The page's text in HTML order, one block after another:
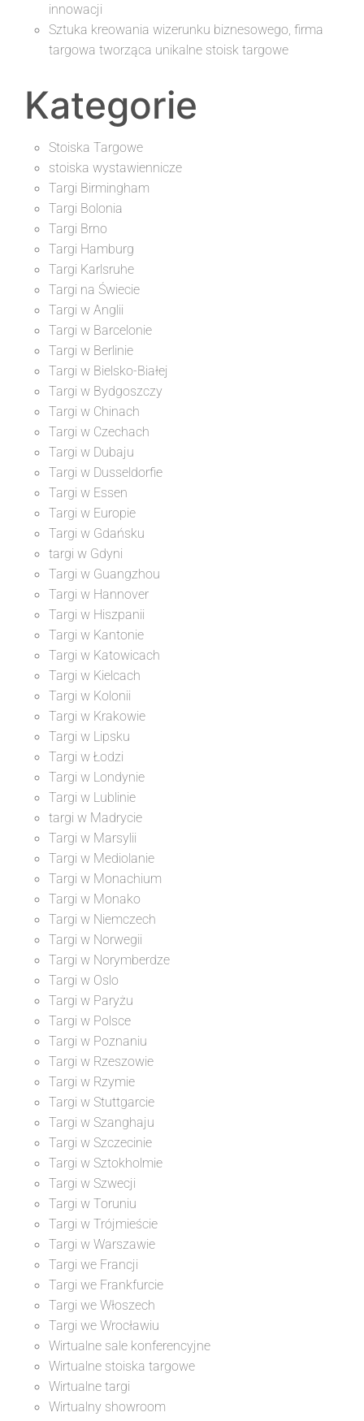
innowacji
Sztuka kreowania wizerunku biznesowego, firma
targowa tworząca unikalne stoisk targowe
Kategorie
Stoiska Targowe
stoiska wystawiennicze
Targi Birmingham
Targi Bolonia
Targi Brno
Targi Hamburg
Targi Karlsruhe
Targi na Świecie
Targi w Anglii
Targi w Barcelonie
Targi w Berlinie
Targi w Bielsko-Białej
Targi w Bydgoszczy
Targi w Chinach
Targi w Czechach
Targi w Dubaju
Targi w Dusseldorfie
Targi w Essen
Targi w Europie
Targi w Gdańsku
targi w Gdyni
Targi w Guangzhou
Targi w Hannover
Targi w Hiszpanii
Targi w Kantonie
Targi w Katowicach
Targi w Kielcach
Targi w Kolonii
Targi w Krakowie
Targi w Lipsku
Targi w Łodzi
Targi w Londynie
Targi w Lublinie
targi w Madrycie
Targi w Marsylii
Targi w Mediolanie
Targi w Monachium
Targi w Monako
Targi w Niemczech
Targi w Norwegii
Targi w Norymberdze
Targi w Oslo
Targi w Paryżu
Targi w Polsce
Targi w Poznaniu
Targi w Rzeszowie
Targi w Rzymie
Targi w Stuttgarcie
Targi w Szanghaju
Targi w Szczecinie
Targi w Sztokholmie
Targi w Szwecji
Targi w Toruniu
Targi w Trójmieście
Targi w Warszawie
Targi we Francji
Targi we Frankfurcie
Targi we Włoszech
Targi we Wrocławiu
Wirtualne sale konferencyjne
Wirtualne stoiska targowe
Wirtualne targi
Wirtualny showroom